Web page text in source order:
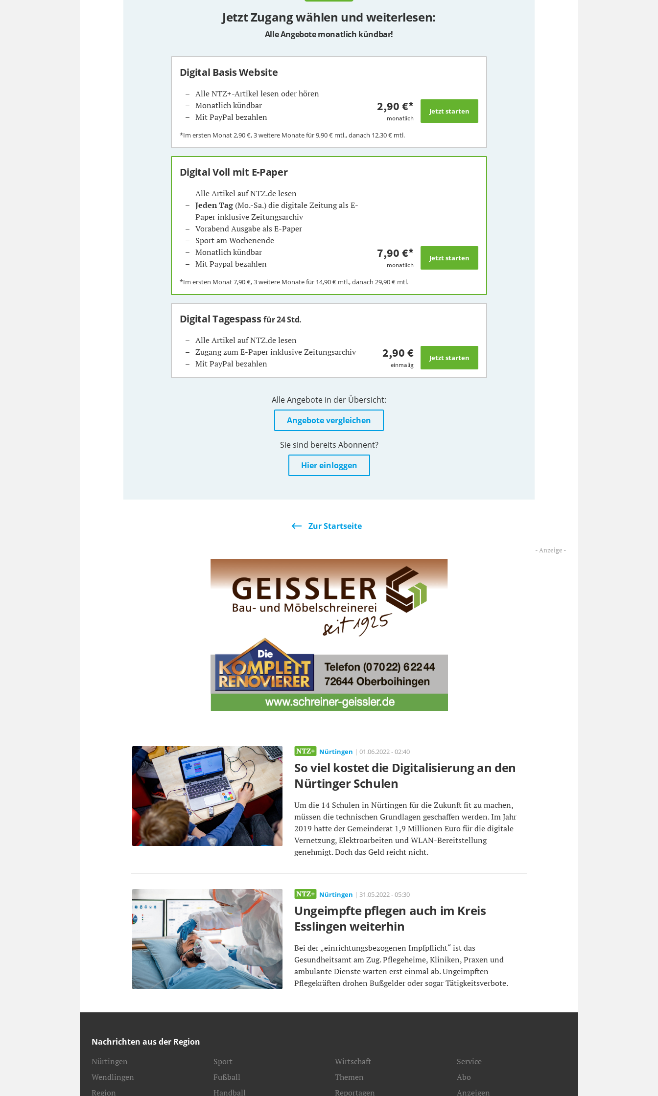
Jetzt Zugang wählen und weiterlesen:
Alle Angebote monatlich kündbar!
Digital Basis Website
Alle NTZ+-Artikel lesen oder hören
Monatlich kündbar
Mit PayPal bezahlen
2,90 €*
monatlich
*Im ersten Monat2,90 €, 3 weitere Monate für9,90 €mtl., danach 12,30 €mtl.
Digital Voll mit E-Paper
Alle Artikel auf NTZ.de lesen
Jeden Tag(Mo.-Sa.) die digitale Zeitung als E-
Paper inklusive Zeitungsarchiv
Vorabend Ausgabe als E-Paper
Sport am Wochenende
Monatlich kündbar
Mit Paypal bezahlen
7,90 €*
monatlich
*Im ersten Monat7,90 €, 3 weitere Monate für 14,90 €mtl., danach 29,90 €mtl.
Digital Tagespassfür 24 Std.
Alle Artikel auf NTZ.de lesen
Zugang zum E-Paper inklusive Zeitungsarchiv
Mit PayPal bezahlen
2,90 €
einmalig
Alle Angebote in der Übersicht:
Angebote vergleichen
Sie sind bereits Abonnent?
Hier einloggen
Zur Startseite
Nürtingen | 01.06.2022 - 02:40
So viel kostet die Digitalisierung an den
Nürtinger Schulen
Um die 14 Schulen in Nürtingen für die Zukunft fit zu machen,
müssen die technischen Grundlagen geschaffen werden. Im Jahr
2019 hatte der Gemeinderat 1,9 Millionen Euro für die digitale
Vernetzung, Elektroarbeiten und WLAN-Bereitstellung
genehmigt. Doch das Geld reicht nicht.
Nürtingen | 31.05.2022 - 05:30
Ungeimpfte pflegen auch im Kreis
Esslingen weiterhin
Bei der „einrichtungsbezogenen Impfpflicht“ ist das
Gesundheitsamt am Zug. Pflegeheime, Kliniken, Praxen und
ambulante Dienste warten erst einmal ab. Ungeimpften
Pflegekräften drohen Bußgelder oder sogar Tätigkeitsverbote.
Nachrichten aus der Region
Nürtingen
Wendlingen
Region
Sport
Fußball
Handball
Wirtschaft
Themen
Reportagen
Service
Abo
Anzeigen